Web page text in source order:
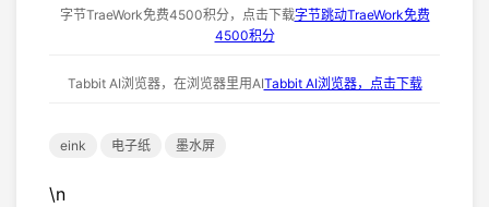
字节TraeWork免费4500积分，点击下载字节跳动TraeWork免费
4500积分
Tabbit AI浏览器，在浏览器里用AITabbit AI浏览器，点击下载
eink 电子纸 墨水屏
\n